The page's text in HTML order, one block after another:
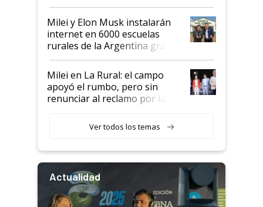
Milei y Elon Musk instalarán
internet en 6000 escuelas
rurales de la Argentina gracias
a un acuerdo con Starlink
Milei en La Rural: el campo
apoyó el rumbo, pero sin
renunciar al reclamo por las
Ver todos los temas
Actualidad